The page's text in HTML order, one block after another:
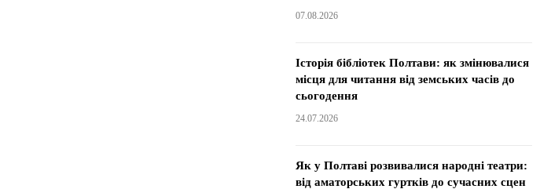
07.08.2026
Історія бібліотек Полтави: як змінювалися
місця для читання від земських часів до
сьогодення
24.07.2026
Як у Полтаві розвивалися народні театри:
від аматорських гуртків до сучасних сцен